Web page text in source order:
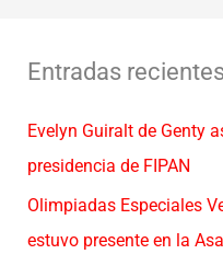
a
p
o
r
:
Entradas
Evelyn Guiralt de Genty
presidencia de FIPAN
Olimpiadas Especiales
estuvo presente en la